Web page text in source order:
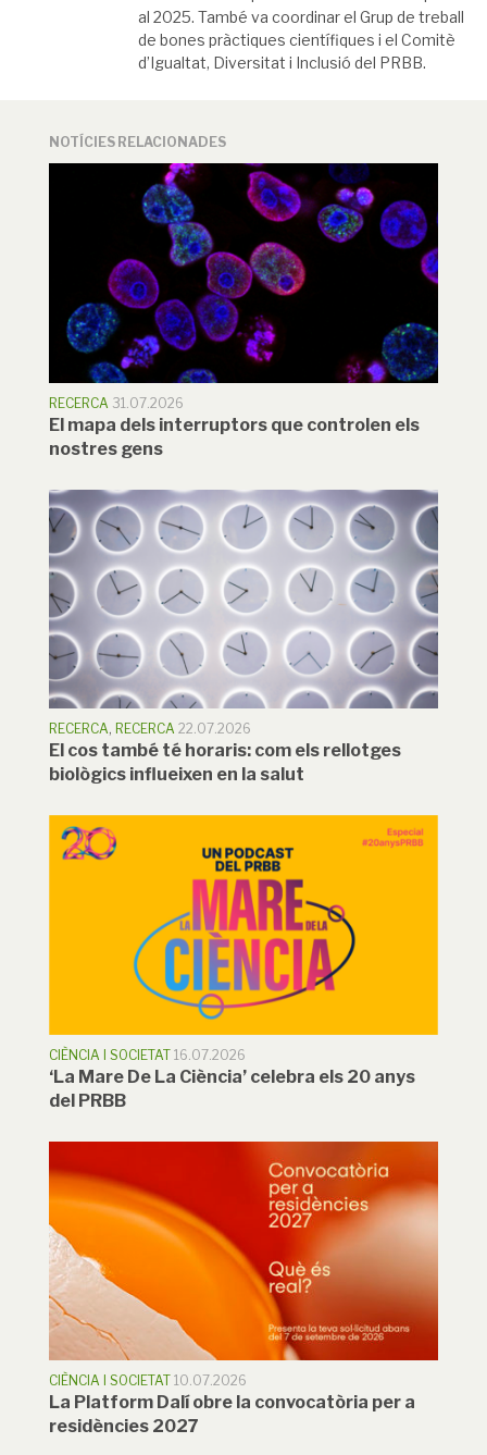
al 2025. També va coordinar el Grup de treball
de bones pràctiques científiques i el Comitè
d’Igualtat, Diversitat i Inclusió del PRBB.
NOTÍCIES RELACIONADES
RECERCA 31.07.2026
El mapa dels interruptors que controlen els
nostres gens
RECERCA, RECERCA 22.07.2026
El cos també té horaris: com els rellotges
biològics influeixen en la salut
CIÈNCIA I SOCIETAT 16.07.2026
‘La Mare De La Ciència’ celebra els 20 anys
del PRBB
CIÈNCIA I SOCIETAT 10.07.2026
La Platform Dalí obre la convocatòria per a
residències 2027